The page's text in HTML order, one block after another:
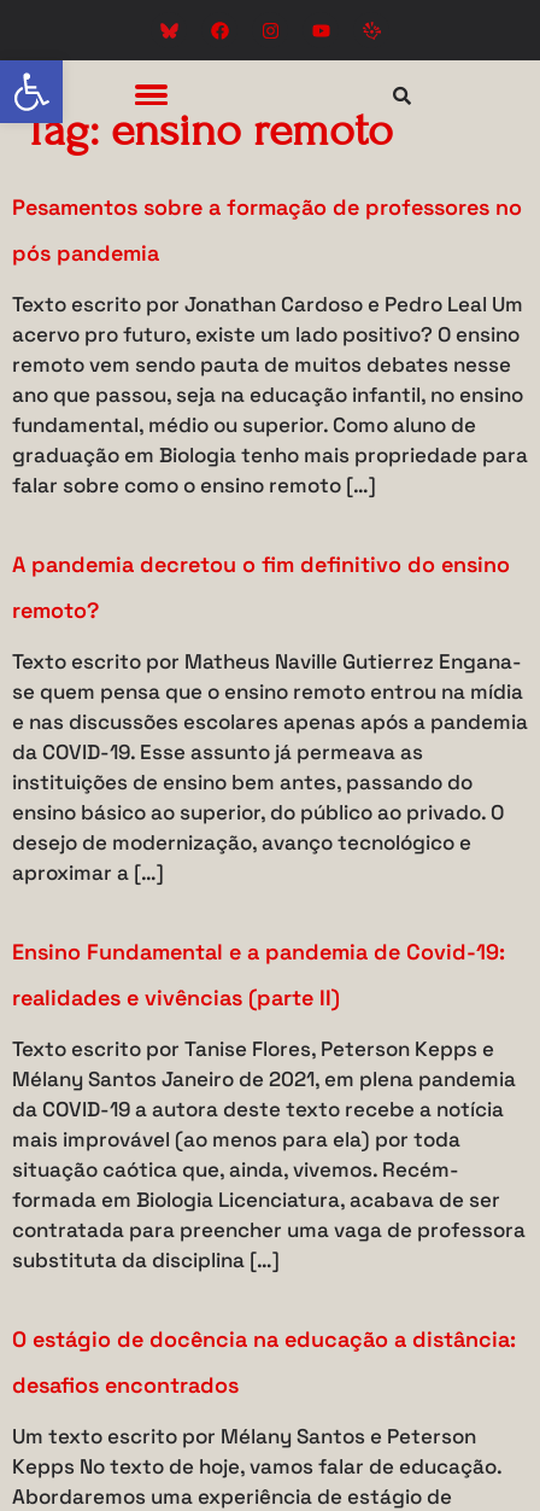
Abrir a barra de ferramentas
Tag: ensino remoto
Pesamentos sobre a formação de professores no
pós pandemia
Texto escrito por Jonathan Cardoso e Pedro Leal Um
acervo pro futuro, existe um lado positivo? O ensino
remoto vem sendo pauta de muitos debates nesse
ano que passou, seja na educação infantil, no ensino
fundamental, médio ou superior. Como aluno de
graduação em Biologia tenho mais propriedade para
falar sobre como o ensino remoto […]
A pandemia decretou o fim definitivo do ensino
remoto?
Texto escrito por Matheus Naville Gutierrez Engana-
se quem pensa que o ensino remoto entrou na mídia
e nas discussões escolares apenas após a pandemia
da COVID-19. Esse assunto já permeava as
instituições de ensino bem antes, passando do
ensino básico ao superior, do público ao privado. O
desejo de modernização, avanço tecnológico e
aproximar a […]
Ensino Fundamental e a pandemia de Covid-19:
realidades e vivências (parte II)
Texto escrito por Tanise Flores, Peterson Kepps e
Mélany Santos Janeiro de 2021, em plena pandemia
da COVID-19 a autora deste texto recebe a notícia
mais improvável (ao menos para ela) por toda
situação caótica que, ainda, vivemos. Recém-
formada em Biologia Licenciatura, acabava de ser
contratada para preencher uma vaga de professora
substituta da disciplina […]
O estágio de docência na educação a distância:
desafios encontrados
Um texto escrito por Mélany Santos e Peterson
Kepps No texto de hoje, vamos falar de educação.
Abordaremos uma experiência de estágio de